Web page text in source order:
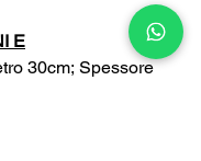
E
30cm; Spessore